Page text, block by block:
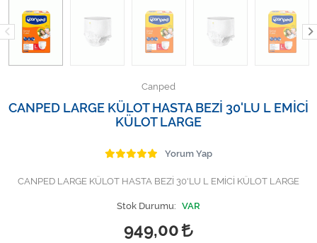
Sarf Malzemeleri
Canped
CANPED LARGE KÜLOT HASTA BEZİ 30'LU L EMİCİ
KÜLOT LARGE
Yorum Yap
CANPED LARGE KÜLOT HASTA BEZİ 30'LU L EMİCİ KÜLOT LARGE
Stok Durumu: VAR
949,00